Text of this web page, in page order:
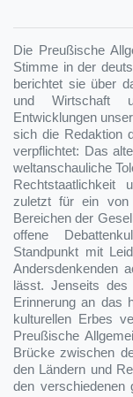
Die Preußische
Stimme in der
berichtet sie über
und Wirtschaft
Entwicklungen
sich die Redaktion
verpflichtet: Das
weltanschauliche
Rechtstaatlichkeit
zuletzt für ein von
Bereichen der
offene
Standpunkt mit
Andersdenkenden
lässt. Jenseits
Erinnerung an das
kulturellen Erbes
Preußische
Brücke zwischen
den Ländern und
den verschiedenen